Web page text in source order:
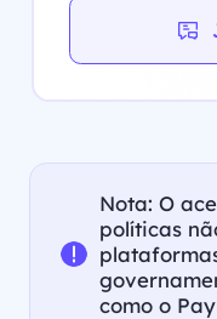
Nota: O
políticas
como o